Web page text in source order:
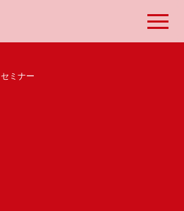
セミナー